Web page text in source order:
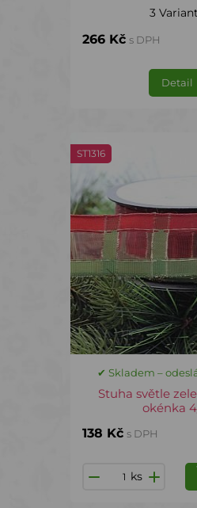
3
266 Kč s DPH
Detail
ST1316
✔ Skladem –
Stuha světle
okénka
138 Kč s DPH
ks